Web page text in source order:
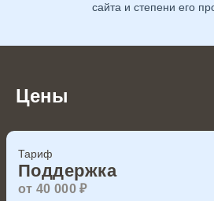
сайта и степени его
Цены
Тариф
Поддержка
от 40 000 ₽